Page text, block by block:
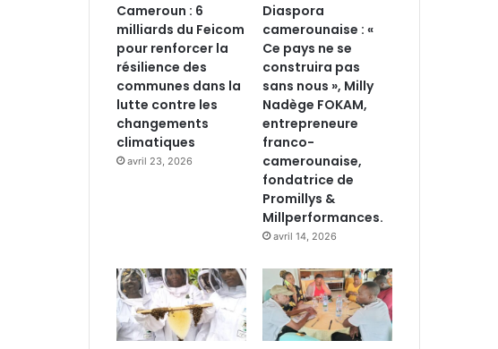
Cameroun : 6
milliards du Feicom
pour renforcer la
résilience des
communes dans la
lutte contre les
changements
climatiques
avril 23, 2026
Diaspora
camerounaise : «
Ce pays ne se
construira pas
sans nous », Milly
Nadège FOKAM,
entrepreneure
franco-
camerounaise,
fondatrice de
Promillys &
Millperformances.
avril 14, 2026